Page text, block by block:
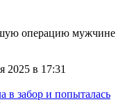
операцию мужчине
2025 в 17:31